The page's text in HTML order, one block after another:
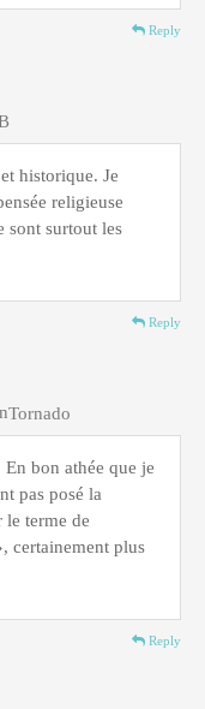
Reply
historique. Je
religieuse
sont surtout les
Reply
Tornado
bon athée que je
pas posé la
le terme de
certainement plus
Reply